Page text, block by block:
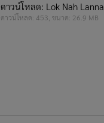
ดาวน์โหลด: Lok Nah Lanna
ดาวน์โหลด: 453, ขนาด: 26.9 MB